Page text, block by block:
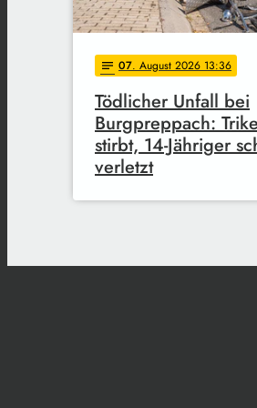
notes 07. August 2026 13:36
Tödlicher Unfall bei
Burgpreppach:
stirbt, 14-Jähriger
verletzt